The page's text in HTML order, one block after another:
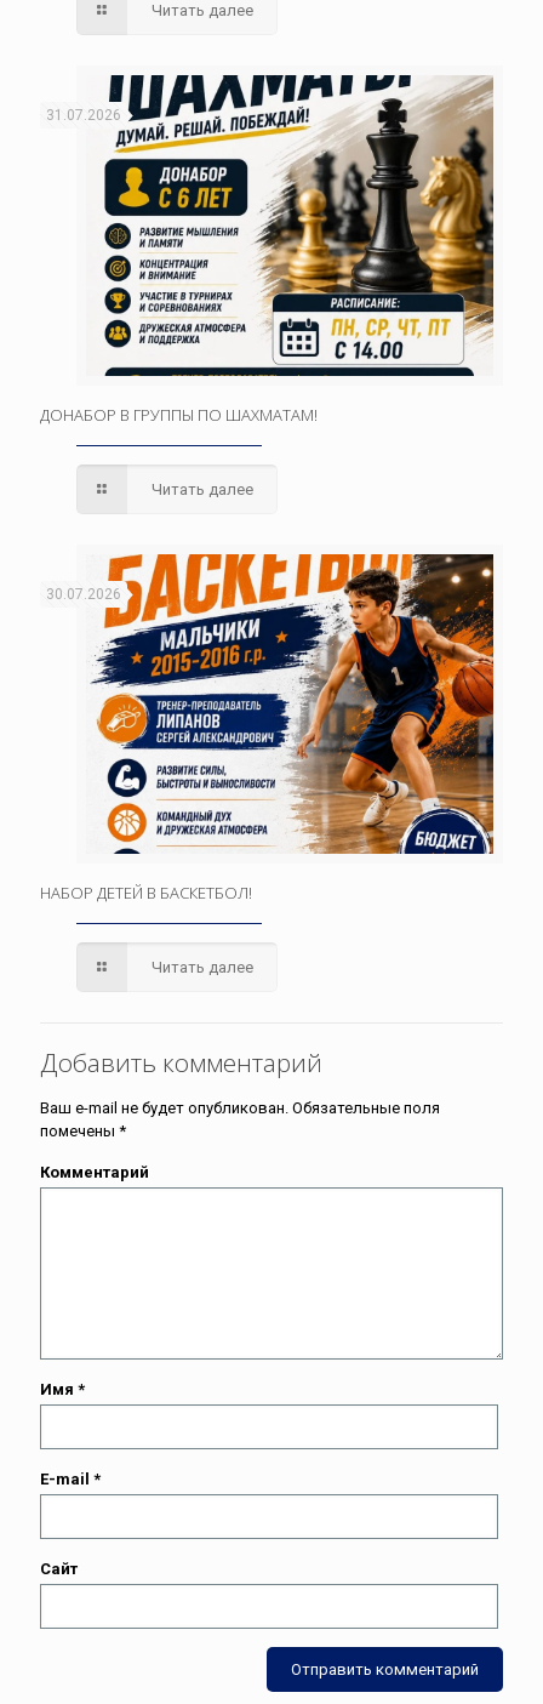
Читать далее
31.07.2026
ДОНАБОР В ГРУППЫ ПО ШАХМАТАМ!
Читать далее
30.07.2026
НАБОР ДЕТЕЙ В БАСКЕТБОЛ!
Читать далее
Добавить комментарий
Ваш e-mail не будет опубликован. Обязательные поля
помечены *
Комментарий
Имя *
E-mail *
Сайт